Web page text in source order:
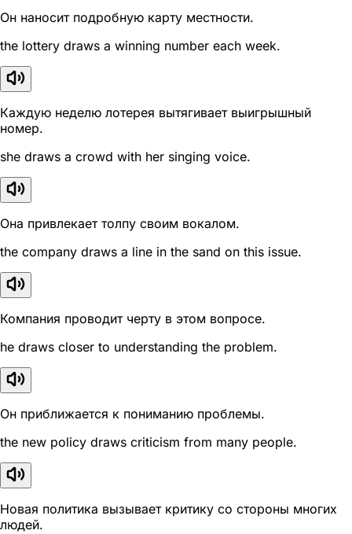
Он наносит подробную карту местности.
the lottery draws a winning number each week.
Каждую неделю лотерея вытягивает выигрышный
номер.
she draws a crowd with her singing voice.
Она привлекает толпу своим вокалом.
the company draws a line in the sand on this issue.
Компания проводит черту в этом вопросе.
he draws closer to understanding the problem.
Он приближается к пониманию проблемы.
the new policy draws criticism from many people.
Новая политика вызывает критику со стороны многих
людей.